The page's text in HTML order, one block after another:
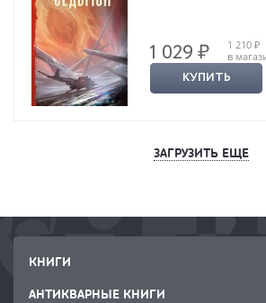
1 029 ₽
1 210 ₽
в
КУПИТЬ
ЗАГРУЗИТЬ ЕЩЕ
КНИГИ
АНТИКВАРНЫЕ КНИГИ